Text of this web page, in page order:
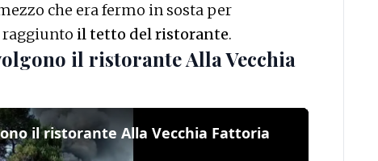
che era fermo in sosta per
raggiunto il tetto del ristorante.
il ristorante Alla Vecchia
il ristorante Alla Vecchia Fattoria